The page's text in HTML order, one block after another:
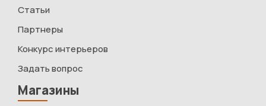
Статьи
Партнеры
Конкурс интерьеров
Задать вопрос
Магазины